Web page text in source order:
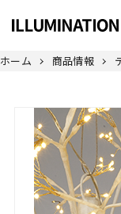
ホーム 商品情報